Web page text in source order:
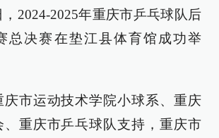
2024-2025年重庆市乒乓球队后
总决赛在垫江县体育馆成功举
庆市运动技术学院小球系、重庆
、重庆市乒乓球队支持，重庆市